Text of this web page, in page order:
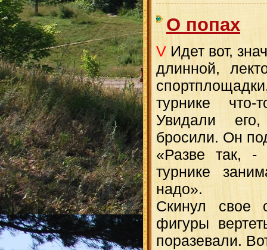
О попах
V Идет вот,
длинной,
турнике что-
Увидали
бросили. Он
«Разве так, -
турнике
надо».
Скинул свое
фигуры
поразевали.